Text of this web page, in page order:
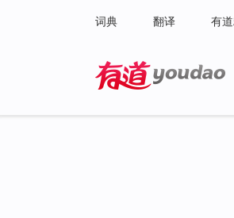
词典 翻译 有